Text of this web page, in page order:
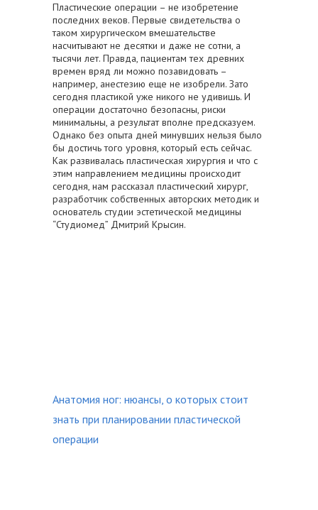
Пластические операции – не изобретение
последних веков. Первые свидетельства о
таком хирургическом вмешательстве
насчитывают не десятки и даже не сотни, а
тысячи лет. Правда, пациентам тех древних
времен вряд ли можно позавидовать –
например, анестезию еще не изобрели. Зато
сегодня пластикой уже никого не удивишь. И
операции достаточно безопасны, риски
минимальны, а результат вполне предсказуем.
Однако без опыта дней минувших нельзя было
бы достичь того уровня, который есть сейчас.
Как развивалась пластическая хирургия и что с
этим направлением медицины происходит
сегодня, нам рассказал пластический хирург,
разработчик собственных авторских методик и
основатель студии эстетической медицины
“Студиомед” Дмитрий Крысин.
Анатомия ног: нюансы, о которых стоит
знать при планировании пластической
операции